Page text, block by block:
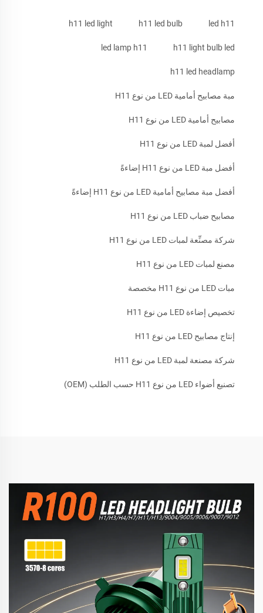
led h11
h11 led bulb
h11 led light
h11 light bulb led
led lamp h11
h11 led headlamp
مبة مصابيح أمامية LED من نوع H11
مصابيح أمامية LED من نوع H11
أفضل لمبة LED من نوع H11
أفضل مبة LED من نوع H11 إضاءةً
أفضل مبة مصابيح أمامية LED من نوع H11 إضاءةً
مصابيح ضباب LED من نوع H11
شركة مصنِّعة لمبات LED من نوع H11
مصنع لمبات LED من نوع H11
مبات LED من نوع H11 مخصصة
تخصيص إضاءة LED من نوع H11
إنتاج مصابيح LED من نوع H11
شركة مصنعة لمبة LED من نوع H11
تصنيع أضواء LED من نوع H11 حسب الطلب (OEM)